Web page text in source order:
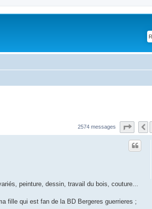
2574 messages Page
peinture, dessin, travail du bois, couture...
fille qui est fan de la BD Bergeres guerrieres ;